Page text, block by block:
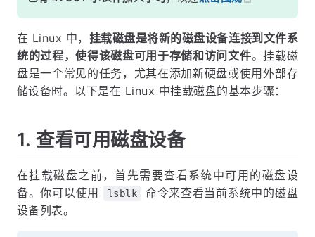
在 Linux 中， 挂载磁盘是将新的磁盘设备连接到文件系
统的过程，使得该磁盘可用于存储和访问文件。挂载磁
盘是一个常见的任务，尤其在添加新硬盘或使用外部存
储设备时。以下是在 Linux 中挂载磁盘的基本步骤：
1. 查看可用磁盘设备
在挂载磁盘之前，首先需要查看系统中可用的磁盘设
备。你可以使用
lsblk
命令来查看当前系统中的磁盘
设备列表。